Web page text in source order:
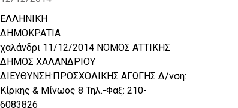
ΕΛΛΗΝΙΚΗ
ΔΗΜΟΚΡΑΤΙΑ
χαλάνδρι 11/12/2014 ΝΟΜΟΣ ΑΤΤΙΚΗΣ
ΔΗΜΟΣ ΧΑΛΑΝΔΡΙΟΥ
ΔΙΕΥΘΥΝΣΗ:ΠΡΟΣΧΟΛΙΚΗΣ ΑΓΩΓΗΣ Δ/νση:
Κίρκης & Μίνωος 8 Τηλ.-Φαξ: 210-
6083826